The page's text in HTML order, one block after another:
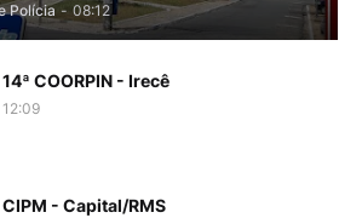
Polícia - 08:12
14ª COORPIN - Irecê
12:09
CIPM - Capital/RMS